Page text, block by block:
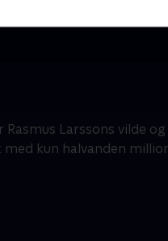
Larssons vilde
kun halvanden